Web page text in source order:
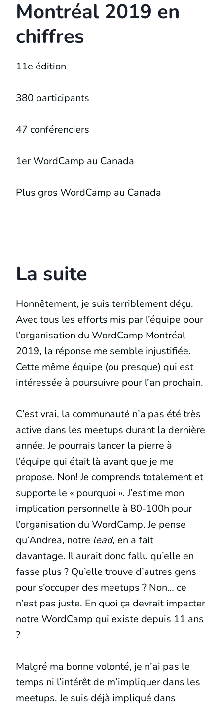
Montréal 2019 en
chiffres
11e édition
380 participants
47 conférenciers
1er WordCamp au Canada
Plus gros WordCamp au Canada
La suite
Honnêtement, je suis terriblement déçu.
Avec tous les efforts mis par l’équipe pour
l’organisation du WordCamp Montréal
2019, la réponse me semble injustifiée.
Cette même équipe (ou presque) qui est
intéressée à poursuivre pour l’an prochain.
C’est vrai, la communauté n’a pas été très
active dans les meetups durant la dernière
année. Je pourrais lancer la pierre à
l’équipe qui était là avant que je me
propose. Non! Je comprends totalement et
supporte le « pourquoi ». J’estime mon
implication personnelle à 80-100h pour
l’organisation du WordCamp. Je pense
qu’Andrea, notre lead, en a fait
davantage. Il aurait donc fallu qu’elle en
fasse plus ? Qu’elle trouve d’autres gens
pour s’occuper des meetups ? Non… ce
n’est pas juste. En quoi ça devrait impacter
notre WordCamp qui existe depuis 11 ans
?
Malgré ma bonne volonté, je n’ai pas le
temps ni l’intérêt de m’impliquer dans les
meetups. Je suis déjà impliqué dans